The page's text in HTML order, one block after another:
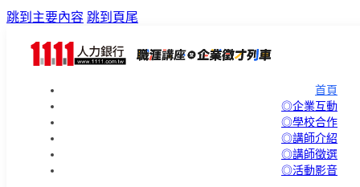
跳到主要內容 跳到頁尾
首頁
◎企業互動
◎學校合作
◎講師介紹
◎講師徵選
◎活動影音